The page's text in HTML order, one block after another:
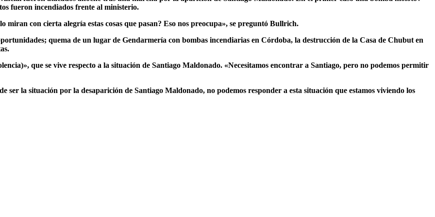
fueron incendiados frente al ministerio.
miran con cierta alegría estas cosas que pasan? Eso nos preocupa», se preguntó Bullrich.
quema de un lugar de Gendarmería con bombas incendiarias en Córdoba, la destrucción de la Casa de Chubut en
, que se vive respecto a la situación de Santiago Maldonado. «Necesitamos encontrar a Santiago, pero no podemos permitir
ser la situación por la desaparición de Santiago Maldonado, no podemos responder a esta situación que estamos viviendo los